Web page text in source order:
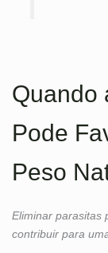
Quando
Pode
Peso
Eliminar parasitas
contribuir para